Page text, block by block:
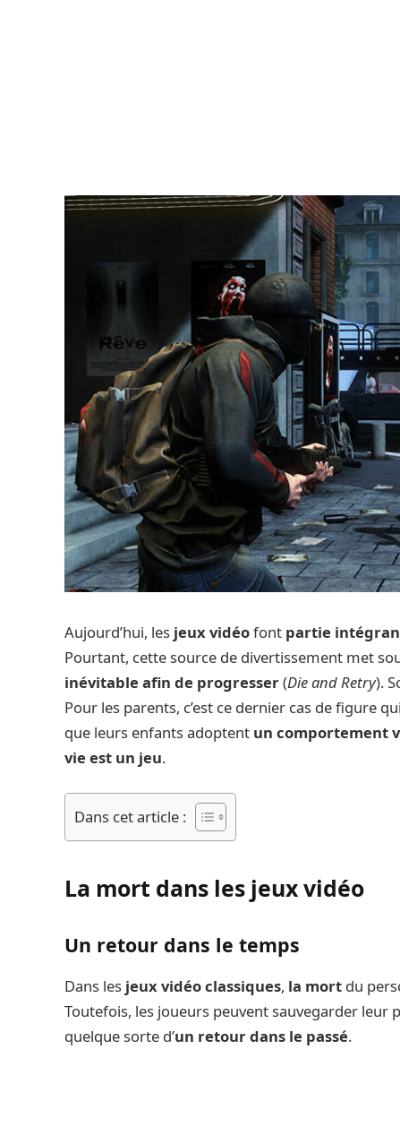
Aujourd’hui, les jeux vidéofont partie
Pourtant, cette source de divertissement met
inévitable afin de progresser(Die and Retry).
Pour les parents, c’est ce dernier cas de figure
que leurs enfants adoptent un comportement
vie est un jeu.
Dans cet article :
La mort dans les jeux vidéo
Un retour dans le temps
Dans les jeux vidéo classiques, la mort du
Toutefois, les joueurs peuvent sauvegarder leur
quelque sorte d’un retour dans le passé.